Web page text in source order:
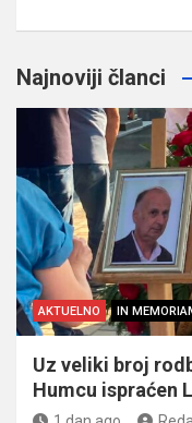
Najnoviji članci
AKTUELNO IN
Uz veliki broj
Humcu ispraćen